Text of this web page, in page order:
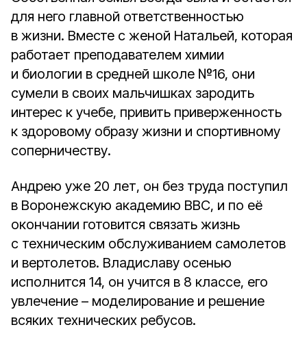
для него главной ответственностью
в жизни. Вместе с женой Натальей, которая
работает преподавателем химии
и биологии в средней школе №16, они
сумели в своих мальчишках зародить
интерес к учебе, привить приверженность
к здоровому образу жизни и спортивному
соперничеству.
Андрею уже 20 лет, он без труда поступил
в Воронежскую академию ВВС, и по её
окончании готовится связать жизнь
с техническим обслуживанием самолетов
и вертолетов. Владиславу осенью
исполнится 14, он учится в 8 классе, его
увлечение – моделирование и решение
всяких технических ребусов.